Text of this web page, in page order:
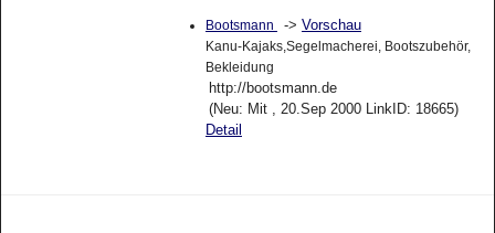
Bootsmann -> Vorschau
Kanu-Kajaks,Segelmacherei, Bootszubehör,
Bekleidung
http://bootsmann.de
(Neu: Mit , 20.Sep 2000 LinkID: 18665)
Detail